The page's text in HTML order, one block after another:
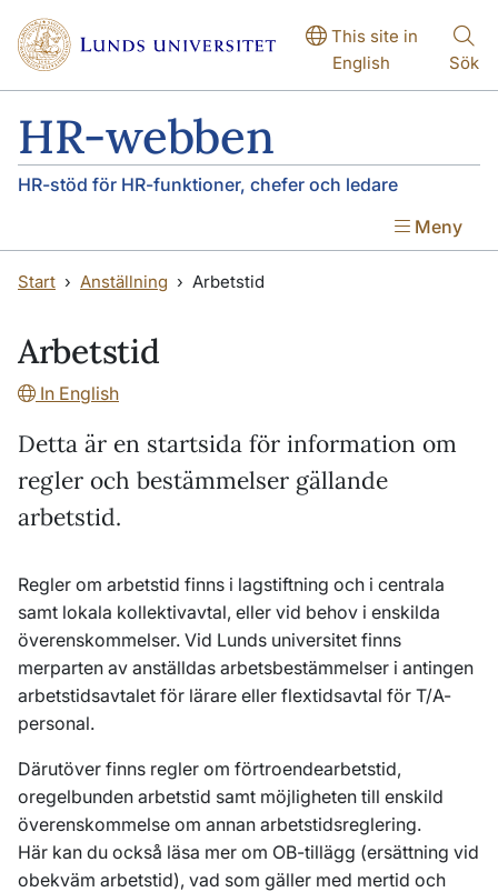
Hoppa till huvudinnehåll
Hoppa till huvudinnehåll
This site in
English
Sök
HR-webben
HR-stöd för HR-funktioner, chefer och ledare
Meny
Start Anställning Arbetstid
Arbetstid
In English
Detta är en startsida för information om
regler och bestämmelser gällande
arbetstid.
Regler om arbetstid finns i lagstiftning och i centrala
samt lokala kollektivavtal, eller vid behov i enskilda
överenskommelser. Vid Lunds universitet finns
merparten av anställdas arbetsbestämmelser i antingen
arbetstidsavtalet för lärare eller flextidsavtal för T/A-
personal.
Därutöver finns regler om förtroendearbetstid,
oregelbunden arbetstid samt möjligheten till enskild
överenskommelse om annan arbetstidsreglering.
Här kan du också läsa mer om OB-tillägg (ersättning vid
obekväm arbetstid), vad som gäller med mertid och